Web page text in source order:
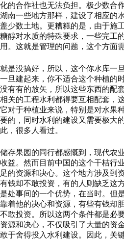
化的合作社也无法负担。极少数合
湖南一些地方那样，建设了相应的
盖少数土地。更糟糕的是，由于施
糖醇对水质的特殊要求，一些完工
用。这就是管理的问题，这个方面需
就是没搞好，所以，这个你水库一
一旦建起来，你不适合这个种植的
没有有的放矢，所以这些东西的配
相关的工程水利都得要互相配套，
它对于种植业来说，特别是对水果
要的，同时水利的建设又需要极大
此，很多人看过。
储存果园的同行都感慨到，现代农
收益。然而目前中国的这个干桔行
足的资源和决心。这个地方涉及到
有钱却不敢投资，有的人则缺乏这
是处事间的一个优势，在当时。但
靠着他的决心和资源，有些有钱却
不敢投资。所以这两个条件都是必
资源和决心，不仅吸引了大量的资
敢于舍得投入水利建设。因此，关